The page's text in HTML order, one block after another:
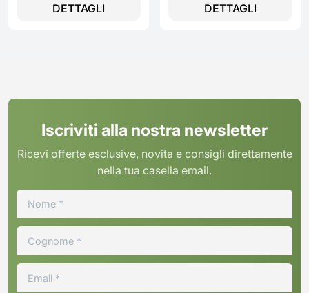
DETTAGLI
DETTAGLI
Iscriviti alla nostra newsletter
Ricevi offerte esclusive, novita e consigli direttamente
nella tua casella email.